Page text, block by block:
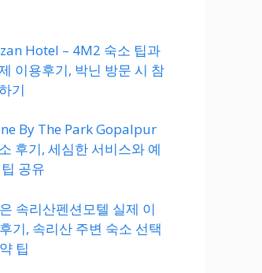
Hotel – 4M2 숙소 팁과
이용후기, 박닌 방문 시 참
기
By The Park Gopalpur
후기, 세심한 서비스와 예
공유
속리산펜션모텔 실제 이
기, 속리산 주변 숙소 선택
팁